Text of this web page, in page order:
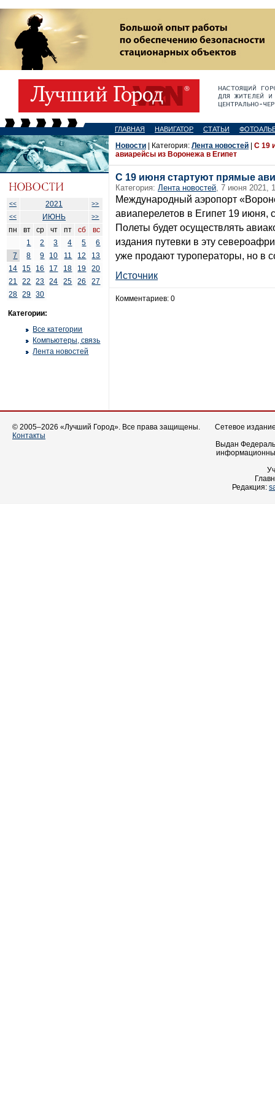
ГЛАВНАЯ НАВИГАТОР СТАТЬИ
<< 2021
>>
<<
ИЮНЬ >>
пн вт ср чт пт сб
вс
1
2 3 4 5
6
7
8 9 10 11 12
13
14
15 16 17 18 19
20
21
22 23 24 25 26
27
28
29 30
Категории:
Все категории
Компьютеры, связь
Лента новостей
Новости | Категория: Лента новостей
С 19
авиарейсы из Воронежа в Египет
С 19 июня стартуют прямые
Категория: Лента новостей, 7 июня 2021,
Международный аэропорт
авиаперелетов в Египет 19
Полеты будет осуществлять
издания путевки в эту
уже продают туроператоры, но в
Источник
Комментариев: 0
© 2005–2026 «Лучший Город». Все права защищены.
Контакты
Сетевое
Выдан
Редакция: